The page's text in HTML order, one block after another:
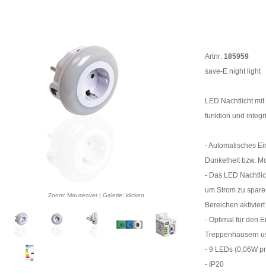
Zoom: Mouseover | Galerie: klicken
Artnr: 185959
save-E night light
LED Nachtlicht
funktion und
- Automatisches
Dunkelheit bzw.
- Das LED
um Strom zu
Bereichen aktiviert
- Optimal für den
Treppenhäusern
- 9 LEDs (0,06W
- IP20